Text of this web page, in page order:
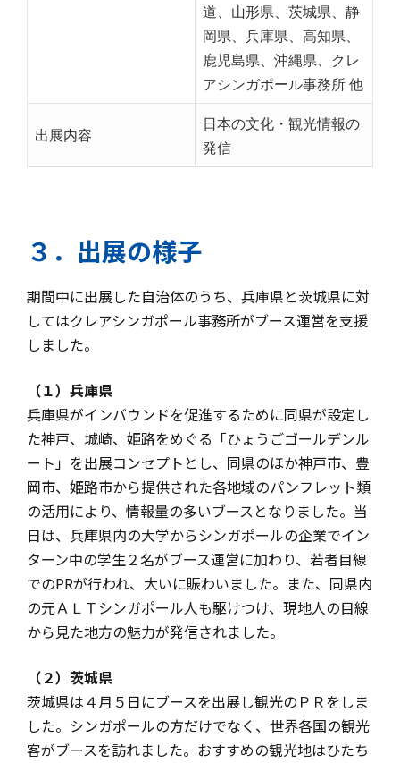
道、山形県、茨城県、静
岡県、兵庫県、高知県、
鹿児島県、沖縄県、クレ
アシンガポール事務所 他
出展内容
日本の文化・観光情報の
発信
３．出展の様子
期間中に出展した自治体のうち、兵庫県と茨城県に対
してはクレアシンガポール事務所がブース運営を支援
しました。
（１）兵庫県
兵庫県がインバウンドを促進するために同県が設定し
た神戸、城崎、姫路をめぐる「ひょうごゴールデンル
ート」を出展コンセプトとし、同県のほか神戸市、豊
岡市、姫路市から提供された各地域のパンフレット類
の活用により、情報量の多いブースとなりました。当
日は、兵庫県内の大学からシンガポールの企業でイン
ターン中の学生２名がブース運営に加わり、若者目線
でのPRが行われ、大いに賑わいました。また、同県内
の元ＡＬＴシンガポール人も駆けつけ、現地人の目線
から見た地方の魅力が発信されました。
（２）茨城県
茨城県は４月５日にブースを出展し観光のＰＲをしま
した。シンガポールの方だけでなく、世界各国の観光
客がブースを訪れました。おすすめの観光地はひたち